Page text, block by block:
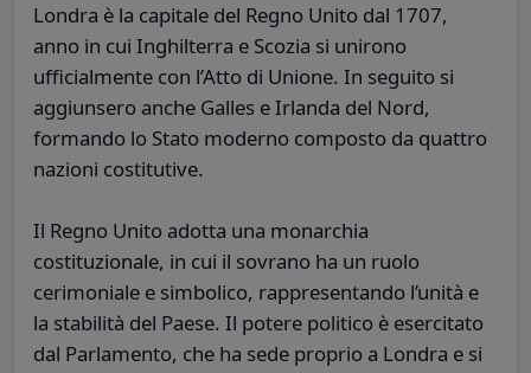
Londra è la capitale del Regno Unito dal 1707,
anno in cui Inghilterra e Scozia si unirono
ufficialmente con l’Atto di Unione. In seguito si
aggiunsero anche Galles e Irlanda del Nord,
formando lo Stato moderno composto da quattro
nazioni costitutive.
Il Regno Unito adotta una monarchia
costituzionale, in cui il sovrano ha un ruolo
cerimoniale e simbolico, rappresentando l’unità e
la stabilità del Paese. Il potere politico è esercitato
dal Parlamento, che ha sede proprio a Londra e si